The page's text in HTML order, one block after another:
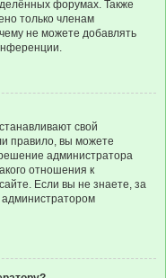
форумах. Также
только членам
не можете добавлять
свой
правило, вы можете
администратора
отношения к
Если вы не знаете, за
администратором